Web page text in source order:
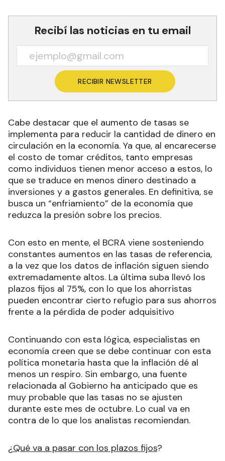
Recibí las noticias en tu email
RECIBIR NEWSLETTER
Cabe destacar que el aumento de tasas se
implementa para reducir la cantidad de dinero en
circulación en la economía. Ya que, al encarecerse
el costo de tomar créditos, tanto empresas
como individuos tienen menor acceso a estos, lo
que se traduce en menos dinero destinado a
inversiones y a gastos generales. En definitiva, se
busca un “enfriamiento” de la economía que
reduzca la presión sobre los precios.
Con esto en mente, el BCRA viene sosteniendo
constantes aumentos en las tasas de referencia,
a la vez que los datos de inflación siguen siendo
extremadamente altos. La última suba llevó los
plazos fijos al 75%, con lo que los ahorristas
pueden encontrar cierto refugio para sus ahorros
frente a la pérdida de poder adquisitivo
Continuando con esta lógica, especialistas en
economía creen que se debe continuar con esta
política monetaria hasta que la inflación dé al
menos un respiro. Sin embargo, una fuente
relacionada al Gobierno ha anticipado que es
muy probable que las tasas no se ajusten
durante este mes de octubre. Lo cual va en
contra de lo que los analistas recomiendan.
¿Qué va a pasar con los plazos fijos?